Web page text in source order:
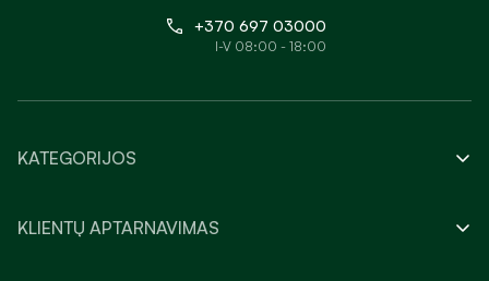
+370 697 03000
I-V 08:00 - 18:00
KATEGORIJOS
KLIENTŲ APTARNAVIMAS